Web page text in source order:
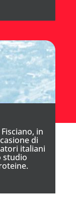
in
di
italiani
studio